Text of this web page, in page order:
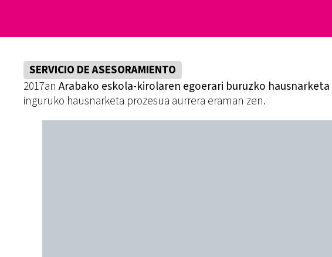
SERVICIO DE ASESORAMIENTO
2017an Arabako eskola-kirolaren egoerari buruzko hausnarketa
inguruko hausnarketa prozesua aurrera eraman zen.